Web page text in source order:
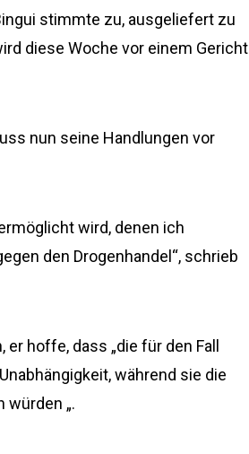
stimmte zu, ausgeliefert zu
diese Woche vor einem Gericht
nun seine Handlungen vor
wird, denen ich
den Drogenhandel“, schrieb
hoffe, dass „die für den Fall
während sie die
würden „.